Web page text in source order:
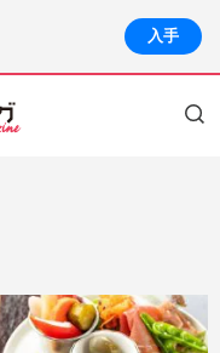
入手